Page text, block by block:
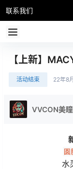
联系我们
【上新】
活动结束 22年8
VVCON美瞳
圆
水